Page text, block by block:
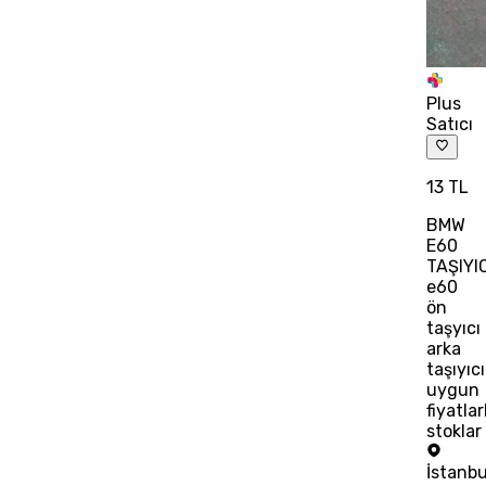
Plus
Satıcı
13 TL
BMW
E60
e60
ön
taşyıcı
arka
taşıyıcı
uygun
stoklar